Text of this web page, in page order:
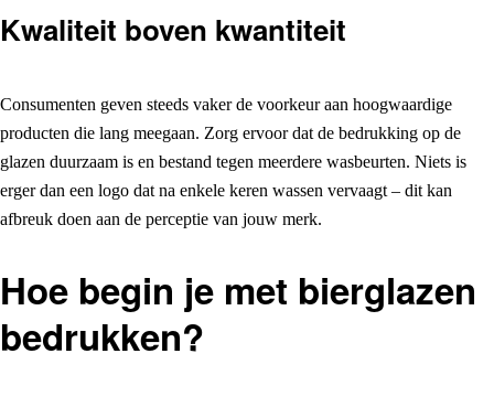
Kwaliteit boven kwantiteit
Consumenten geven steeds vaker de voorkeur aan hoogwaardige
producten die lang meegaan. Zorg ervoor dat de bedrukking op de
glazen duurzaam is en bestand tegen meerdere wasbeurten. Niets is
erger dan een logo dat na enkele keren wassen vervaagt – dit kan
afbreuk doen aan de perceptie van jouw merk.
Hoe begin je met bierglazen
bedrukken?